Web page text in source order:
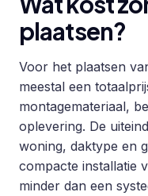
plaatsen?
Voor het plaatsen
meestal een
montagemateriaal,
oplevering. De
woning, daktype en
compacte installatie
minder dan een